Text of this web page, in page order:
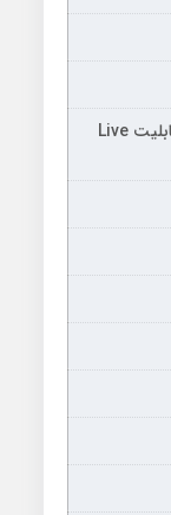
سیستم عامل: اندروید ۱۱ / گیرنده دیجیتال / پردازنده چهار هسته‌ای / نمایش صفحه موبایل روی تلویزیون- Mirroring / قابلیت Live